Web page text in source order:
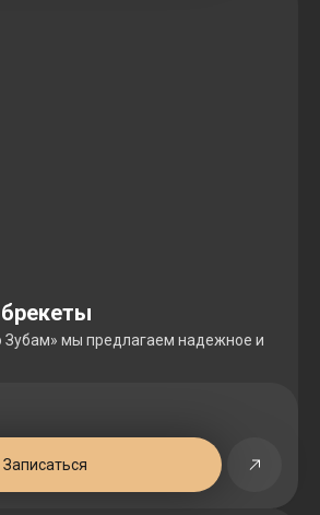
Зубам» мы предлагаем надежное и
Записаться